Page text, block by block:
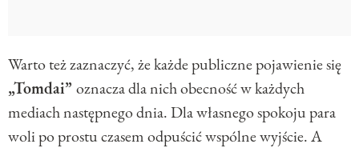
Warto też zaznaczyć, że każde publiczne pojawienie się
„Tomdai” oznacza dla nich obecność w każdych
mediach następnego dnia. Dla własnego spokoju para
woli po prostu czasem odpuścić wspólne wyjście. A